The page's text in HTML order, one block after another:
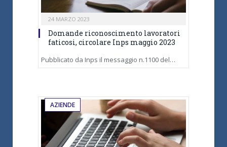
24 MARZO 2023
Domande riconoscimento lavoratori
faticosi, circolare Inps maggio 2023
Pubblicato da Inps il messaggio n.1100 del…
AZIENDE